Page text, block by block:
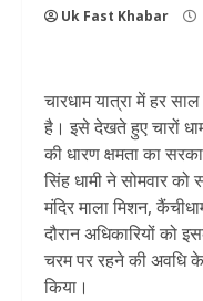
Uk Fast Khabar
चारधाम यात्रा में हर
है। इसे देखते हुए चारों
की धारण क्षमता का
सिंह धामी ने सोमवार
मंदिर माला मिशन,
दौरान अधिकारियों को
चरम पर रहने की अवधि के
किया।